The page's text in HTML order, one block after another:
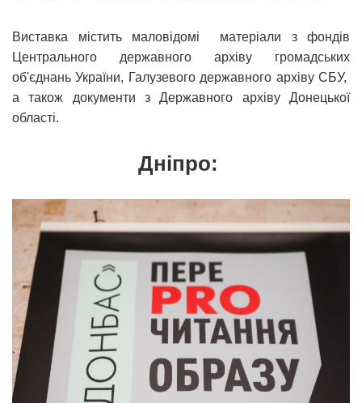
Виставка містить маловідомі матеріали з фондів
Центрального державного архіву громадських
об'єднань України, Галузевого державного архіву СБУ,
а також документи з Державного архіву Донецької
області.
Дніпро: